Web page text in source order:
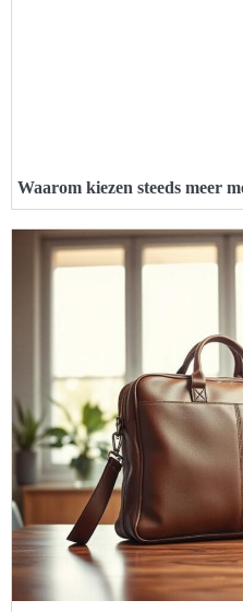
Waarom kiezen steeds meer